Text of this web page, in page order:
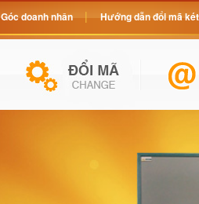
Góc doanh nhân Hướng dẫn đổi mã két